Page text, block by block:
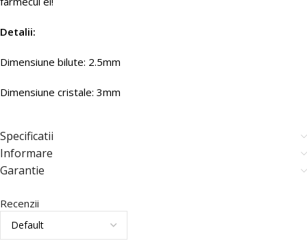
Detalii:
Dimensiune bilute: 2.5mm
Dimensiune cristale: 3mm
Specificatii
Informare
Garantie
Recenzii